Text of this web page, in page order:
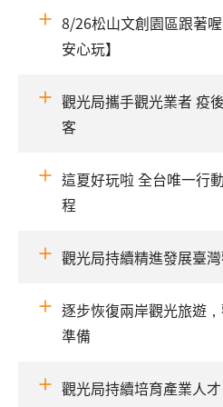
8/26松山文創園區跟著
安心玩】
觀光局攜手觀光業者 疫
客
這夏好玩啦 全台唯一行
程
觀光局持續精進發展臺
逐步恢復兩岸觀光旅遊
準備
觀光局持續培育產業人